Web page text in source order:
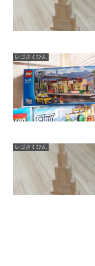
レゴさくひん
レゴさくひん